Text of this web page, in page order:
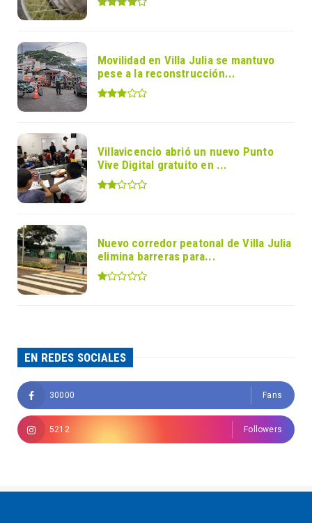
Movilidad en Villa Julia se mantuvo
pese a la reconstrucción...
Villavicencio abrió un nuevo Punto
Vive Digital gratuito en ...
Nuevo corredor peatonal de Villa Julia
elimina barreras para...
EN REDES SOCIALES
30000 Fans
5212 Followers